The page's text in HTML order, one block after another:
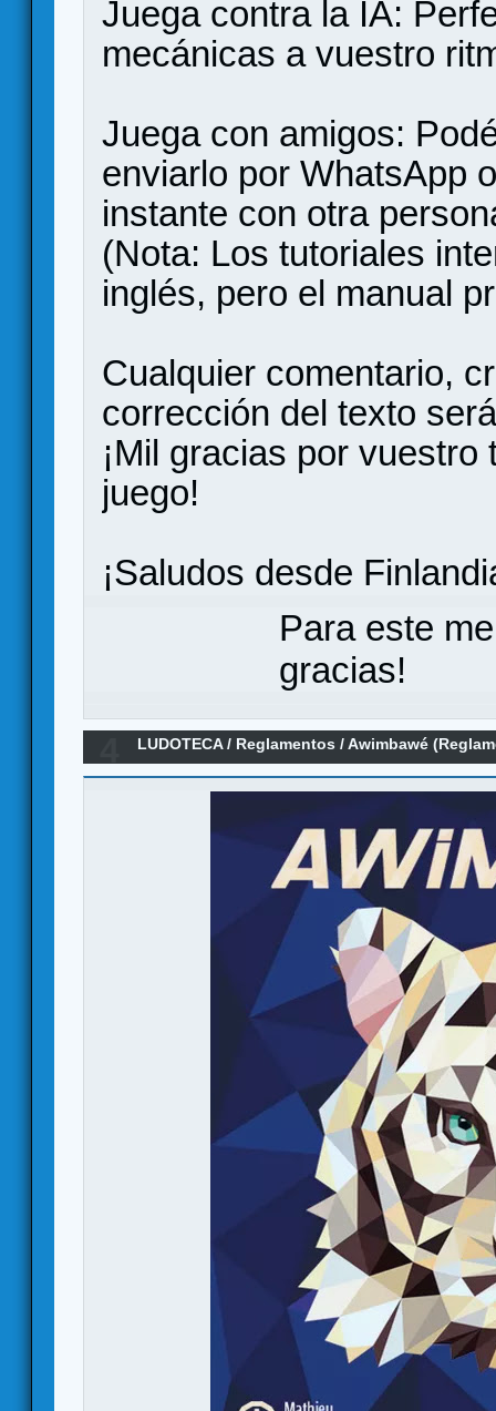
Juega contra la IA:
mecánicas a vuestro
Juega con amigos:
enviarlo por WhatsApp
instante con otra
(Nota: Los tutoriales
inglés, pero el manual
Cualquier comentario,
corrección del texto
¡Mil gracias por
juego!
¡Saludos desde
Para este
gracias!
LUDOTECA/ Reglamentos /Awimbawé